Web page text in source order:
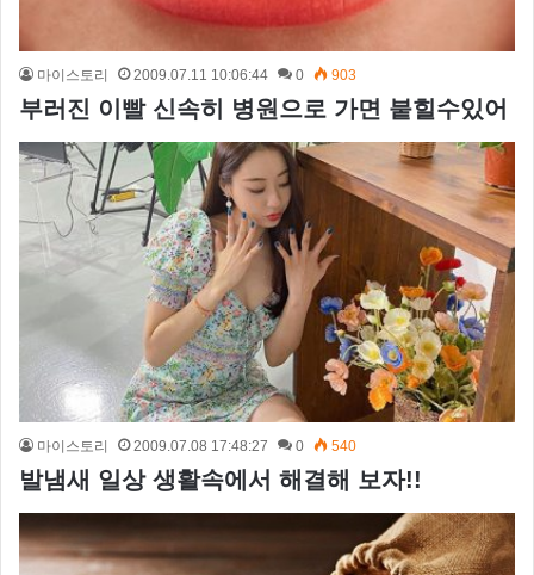
마이스토리 2009.07.11 10:06:44 0 903
부러진 이빨 신속히 병원으로 가면 붙힐수있어
마이스토리 2009.07.08 17:48:27 0 540
발냄새 일상 생활속에서 해결해 보자!!